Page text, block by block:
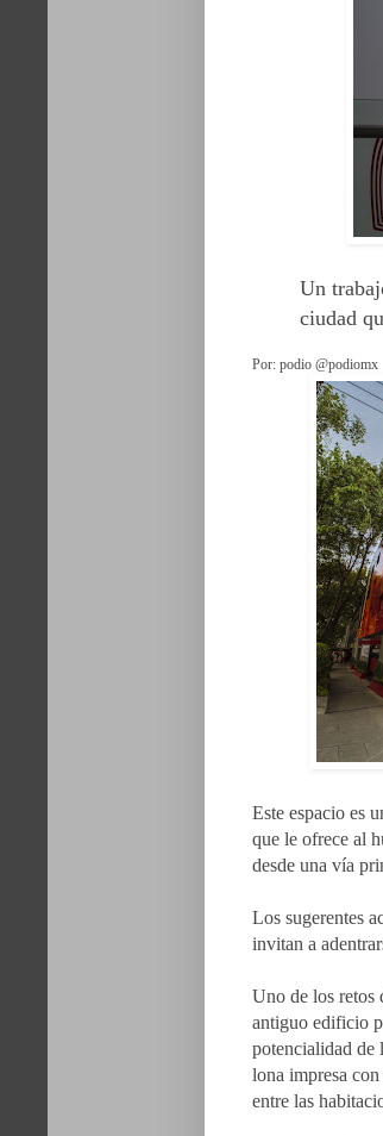
Un
ciudad
Por: podio @podiomx
Este espacio es
que le ofrece al
desde una vía
Los sugerentes
invitan a
Uno de los retos
antiguo edificio
potencialidad de
lona impresa
entre las